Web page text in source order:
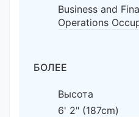
Business and
Operations
БОЛЕЕ
Высота
6' 2" (187cm)